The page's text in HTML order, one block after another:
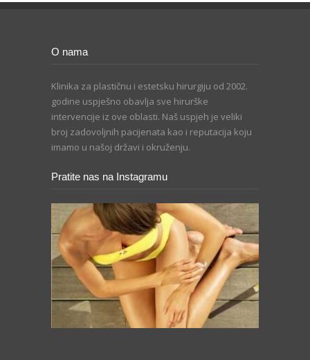
O nama
Klinika za plastičnu i estetsku hirurgiju od 2002.
godine uspješno obavlja sve hirurške
intervencije iz ove oblasti. Naš uspjeh je veliki
broj zadovoljnih pacijenata kao i reputacija koju
imamo u našoj državi i okruženju.
Pratite nas na Instagramu